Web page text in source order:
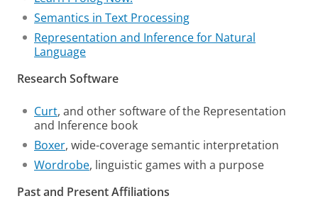
Semantics in Text Processing
Representation and Inference for Natural
Language
Research Software
Curt, and other software of the Representation
and Inference book
Boxer, wide-coverage semantic interpretation
Wordrobe, linguistic games with a purpose
Past and Present Affiliations